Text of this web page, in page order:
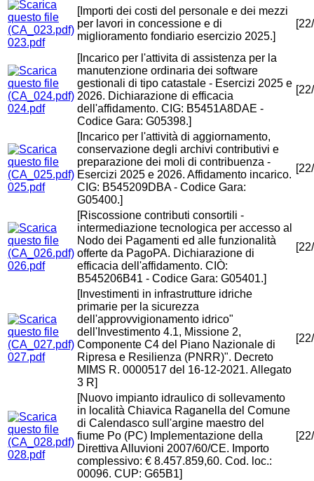
023.pdf
[Importi dei costi del personale e dei mezzi
per lavori in concessione e di
miglioramento fondiario esercizio 2025.]
024.pdf
[Incarico per l'attivita di assistenza per la
manutenzione ordinaria dei software
gestionali di tipo catastale - Esercizi 2025 e
2026. Dichiarazione di efficacia
dell'affidamento. CIG: B5451A8DAE -
Codice Gara: G05398.]
025.pdf
[Incarico per l'attività di aggiornamento,
conservazione degli archivi contributivi e
preparazione dei moli di contribuenza -
Esercizi 2025 e 2026. Affidamento incarico.
CIG: B545209DBA - Codice Gara:
G05400.]
026.pdf
[Riscossione contributi consortili -
intermediazione tecnologica per accesso al
Nodo dei Pagamenti ed alle funzionalità
offerte da PagoPA. Dichiarazione di
efficacia dell'affidamento. CIÒ:
B545206B41 - Codice Gara: G05401.]
027.pdf
[Investimenti in infrastrutture idriche
primarie per la sicurezza
dell'approvvigionamento idrico"
dell'Investimento 4.1, Missione 2,
Componente C4 del Piano Nazionale di
Ripresa e Resilienza (PNRR)". Decreto
MIMS R. 0000517 del 16-12-2021. Allegato
3 R]
028.pdf
[Nuovo impianto idraulico di sollevamento
in località Chiavica Raganella del Comune
di Calendasco sull'argine maestro del
fiume Po (PC) Implementazione della
Direttiva Alluvioni 2007/60/CE. Importo
complessivo: € 8.457.859,60. Cod. loc.:
00096. CUP: G65B1]